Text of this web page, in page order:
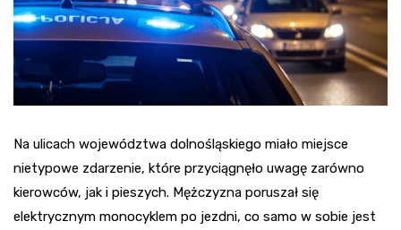
Na ulicach województwa dolnośląskiego miało miejsce
nietypowe zdarzenie, które przyciągnęło uwagę zarówno
kierowców, jak i pieszych. Mężczyzna poruszał się
elektrycznym monocyklem po jezdni, co samo w sobie jest